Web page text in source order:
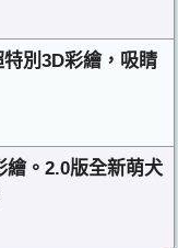
特別3D彩繪，吸睛
繪。2.0版全新萌犬